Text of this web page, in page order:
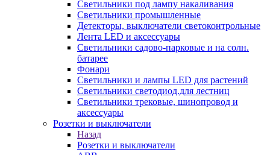
Светильники под лампу накаливания
Светильники промышленные
Детекторы, выключатели светоконтрольные
Лента LED и аксессуары
Светильники садово-парковые и на солн.
батарее
Фонари
Светильники и лампы LED для растений
Светильники светодиод.для лестниц
Светильники трековые, шинопровод и
аксессуары
Розетки и выключатели
Назад
Розетки и выключатели